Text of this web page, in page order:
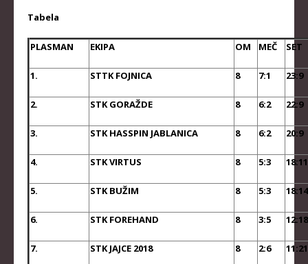
Tabela
PLASMAN EKIPA OM MEČ SET
1. STTK FOJNICA 8 7:1 23:9
2. STK GORAŽDE 8 6:2 22:9
3. STK HASSPIN JABLANICA 8 6:2 20:9
4. STK VIRTUS 8 5:3 18:11
5. STK BUŽIM 8 5:3 18:14
6. STK FOREHAND 8 3:5 12:18
7. STK JAJCE 2018 8 2:6 11:21